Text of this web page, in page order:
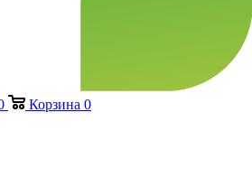
Корзина 0